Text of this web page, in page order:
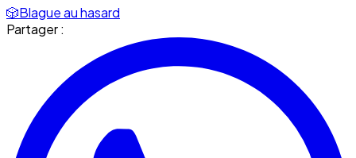
🎲Blague au hasard
Partager :